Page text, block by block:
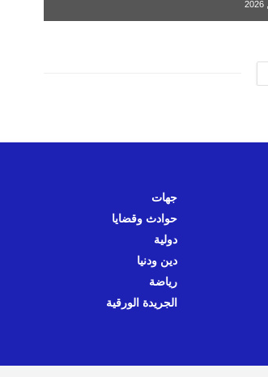
جهات
حوادث وقضايا
دولية
دين ودنيا
رياضة
الجريدة الورقية